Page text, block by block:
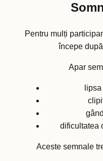
Pentru mulți
începe
Apar
dificultatea
Aceste semnale